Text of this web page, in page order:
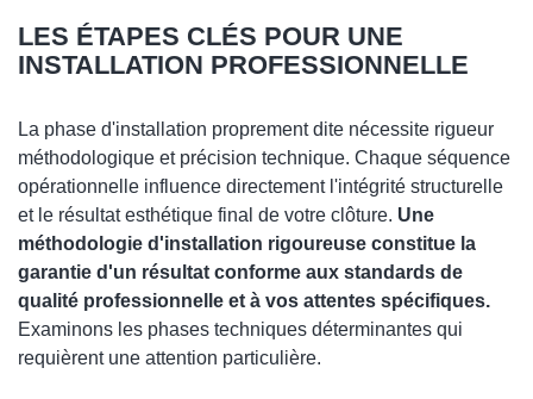
LES ÉTAPES CLÉS POUR UNE
INSTALLATION PROFESSIONNELLE
La phase d'installation proprement dite nécessite rigueur
méthodologique et précision technique. Chaque séquence
opérationnelle influence directement l'intégrité structurelle
et le résultat esthétique final de votre clôture. Une
méthodologie d'installation rigoureuse constitue la
garantie d'un résultat conforme aux standards de
qualité professionnelle et à vos attentes spécifiques.
Examinons les phases techniques déterminantes qui
requièrent une attention particulière.